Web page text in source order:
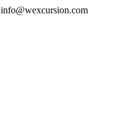
info@wexcursion.com